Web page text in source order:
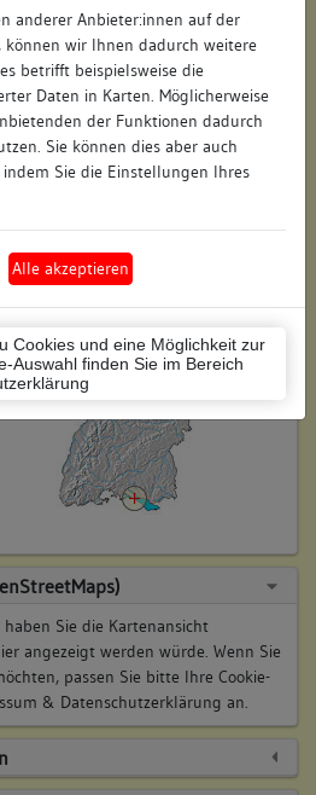
anderer Anbieter:innen auf der
können wir Ihnen dadurch weitere
betrifft beispielsweise die
Daten in Karten. Möglicherweise
der Funktionen dadurch
Sie können dies aber auch
Sie die Einstellungen Ihres
Alle akzeptieren
Cookies und eine Möglichkeit zur
Auswahl finden Sie im Bereich
Konstanz
Freiburg
Konstanz (Landkreis)
8335043012
27/1
keiner
Sie die Kartenansicht
angezeigt werden würde. Wenn Sie
passen Sie bitte Ihre Cookie-
& Datenschutzerklärung an.